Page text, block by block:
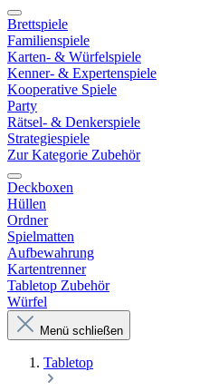
Brettspiele
Familienspiele
Karten- & Würfelspiele
Kenner- & Expertenspiele
Kooperative Spiele
Party
Rätsel- & Denkerspiele
Strategiespiele
Zur Kategorie Zubehör
Deckboxen
Hüllen
Ordner
Spielmatten
Aufbewahrung
Kartentrenner
Tabletop Zubehör
Würfel
Menü schließen
Tabletop